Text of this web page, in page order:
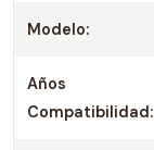
Modelo:
Años
Compatibilidad: